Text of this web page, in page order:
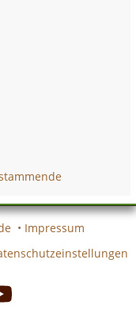
• Impressum